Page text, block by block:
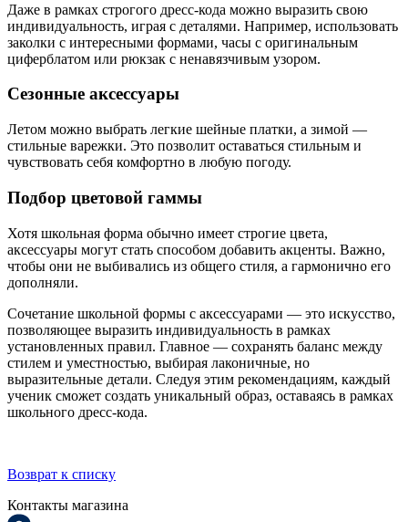
Даже в рамках строгого дресс-кода можно выразить свою
индивидуальность, играя с деталями. Например, использовать
заколки с интересными формами, часы с оригинальным
циферблатом или рюкзак с ненавязчивым узором.
Сезонные аксессуары
Летом можно выбрать легкие шейные платки, а зимой —
стильные варежки. Это позволит оставаться стильным и
чувствовать себя комфортно в любую погоду.
Подбор цветовой гаммы
Хотя школьная форма обычно имеет строгие цвета,
аксессуары могут стать способом добавить акценты. Важно,
чтобы они не выбивались из общего стиля, а гармонично его
дополняли.
Сочетание школьной формы с аксессуарами — это искусство,
позволяющее выразить индивидуальность в рамках
установленных правил. Главное — сохранять баланс между
стилем и уместностью, выбирая лаконичные, но
выразительные детали. Следуя этим рекомендациям, каждый
ученик сможет создать уникальный образ, оставаясь в рамках
школьного дресс-кода.
Возврат к списку
Контакты магазина